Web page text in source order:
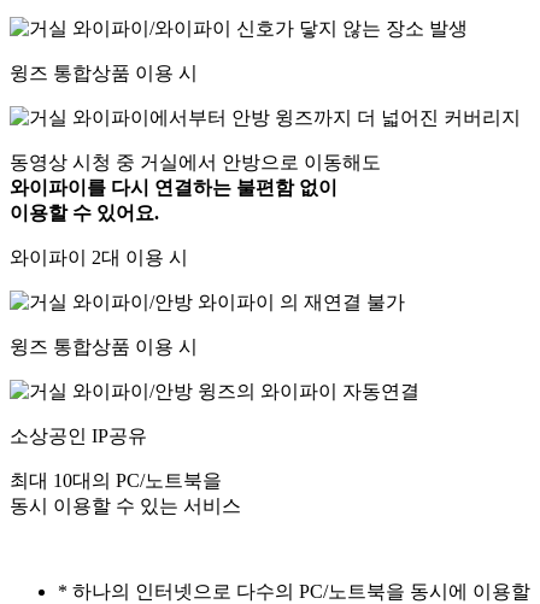
윙즈 통합상품 이용 시
동영상 시청 중 거실에서 안방으로 이동해도
와이파이를 다시 연결하는 불편함 없이
이용할 수 있어요.
와이파이 2대 이용 시
윙즈 통합상품 이용 시
소상공인 IP공유
최대 10대의 PC/노트북을
동시 이용할 수 있는 서비스
* 하나의 인터넷으로 다수의 PC/노트북을 동시에 이용할